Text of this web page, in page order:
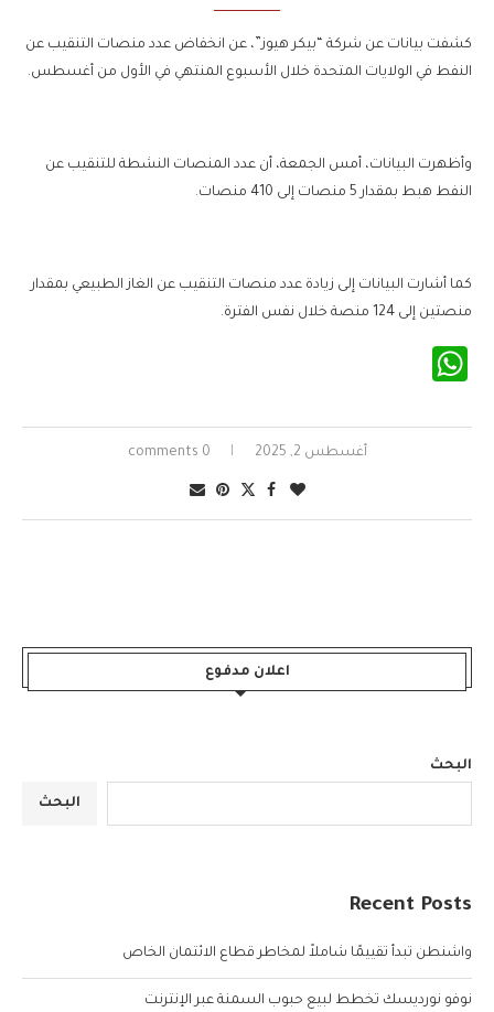
كشفت بيانات عن شركة “بيكر هيوز”، عن انخفاض عدد منصات التنقيب عن
النفط في الولايات المتحدة خلال الأسبوع المنتهي في الأول من أغسطس.
وأظهرت البيانات، أمس الجمعة، أن عدد المنصات النشطة للتنقيب عن
النفط هبط بمقدار 5 منصات إلى 410 منصات.
كما أشارت البيانات إلى زيادة عدد منصات التنقيب عن الغاز الطبيعي بمقدار
منصتين إلى 124 منصة خلال نفس الفترة.
أغسطس 2, 2025 0 comments
اعلان مدفوع
البحث
البحث
Recent Posts
واشنطن تبدأ تقييمًا شاملاً لمخاطر قطاع الائتمان الخاص
نوفو نورديسك تخطط لبيع حبوب السمنة عبر الإنترنت